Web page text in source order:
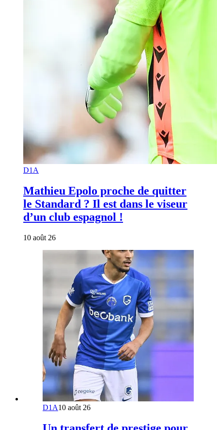
D1A
Mathieu Epolo proche de quitter
le Standard ? Il est dans le viseur
d’un club espagnol !
10 août 26
D1A10 août 26